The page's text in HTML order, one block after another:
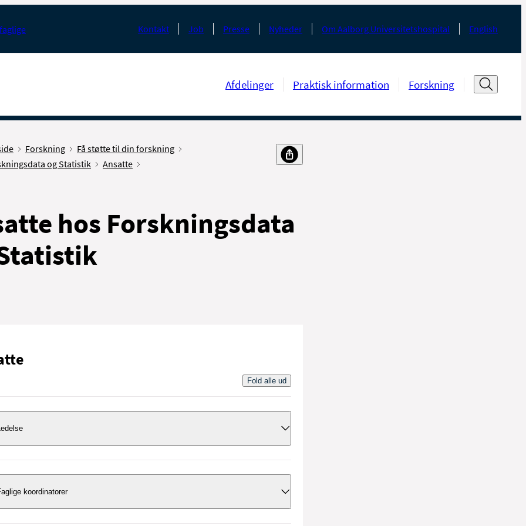
Kontakt Job Presse Nyheder Om Aalborg Universitetshospital English
Afdelinger Praktisk information Forskning
Forskning
Få støtte til din forskning
og Statistik
Ansatte
hos Forskningsdata
Fold alle ud
Obel
vicekontorchef
koordinatorer